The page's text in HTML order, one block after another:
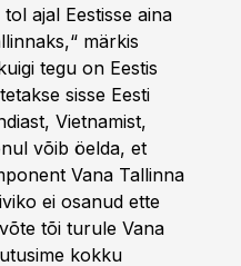
ajal Eestisse aina
märkis
tegu on Eestis
sisse Eesti
Vietnamist,
võib öelda, et
Vana Tallinna
ei osanud ette
tõi turule Vana
kokku